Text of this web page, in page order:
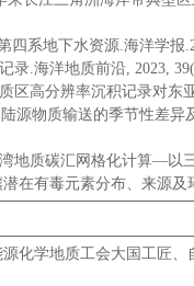
四系地下水资源.海洋学报
录.海洋地质前沿, 2023,
区高分辨率沉积记录对东
源物质输送的季节性差
地质碳汇网格化计算—以
在有毒元素分布、来源
化学地质工会大国工匠